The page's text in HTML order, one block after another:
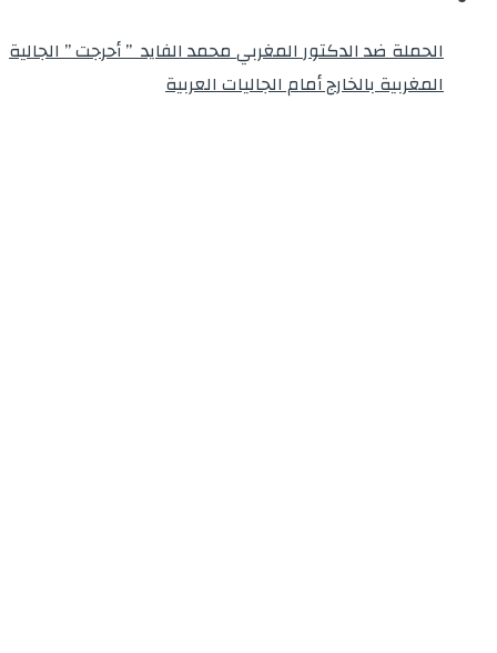
الحملة ضد الدكتور المغربي محمد الفايد ” أحرجت ” الجالية
المغربية بالخارج أمام الجاليات العربية